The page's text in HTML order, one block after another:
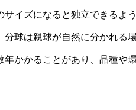
サイズになると独立できるよ
分球は親球が自然に分かれる
年かかることがあり、品種や